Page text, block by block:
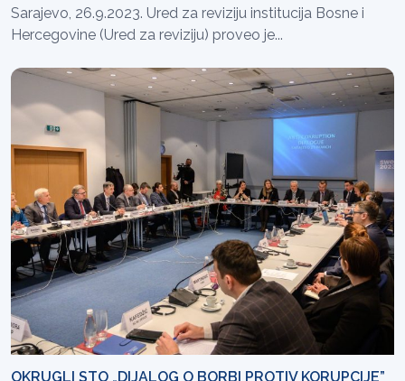
Sarajevo, 26.9.2023. Ured za reviziju institucija Bosne i
Hercegovine (Ured za reviziju) proveo je...
OKRUGLI STO „DIJALOG O BORBI PROTIV KORUPCIJE”